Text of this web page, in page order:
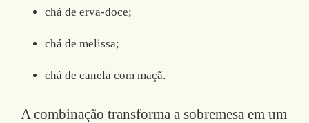
chá de erva-doce;
chá de melissa;
chá de canela com maçã.
A combinação transforma a sobremesa em um